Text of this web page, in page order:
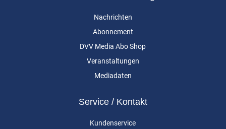
Nachrichten
Abonnement
DVV Media Abo Shop
Veranstaltungen
Mediadaten
Service / Kontakt
Kundenservice